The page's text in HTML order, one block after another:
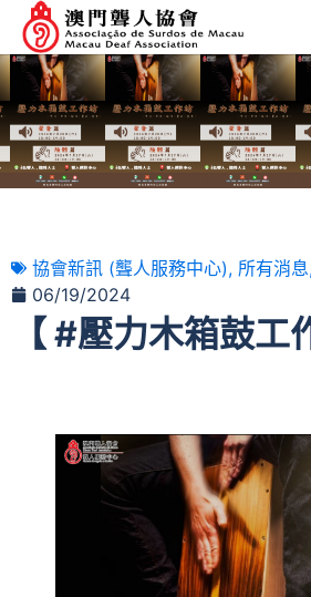
協會新訊 (聾人服務中心), 所有消息
06/19/2024
【 #壓力木箱鼓工